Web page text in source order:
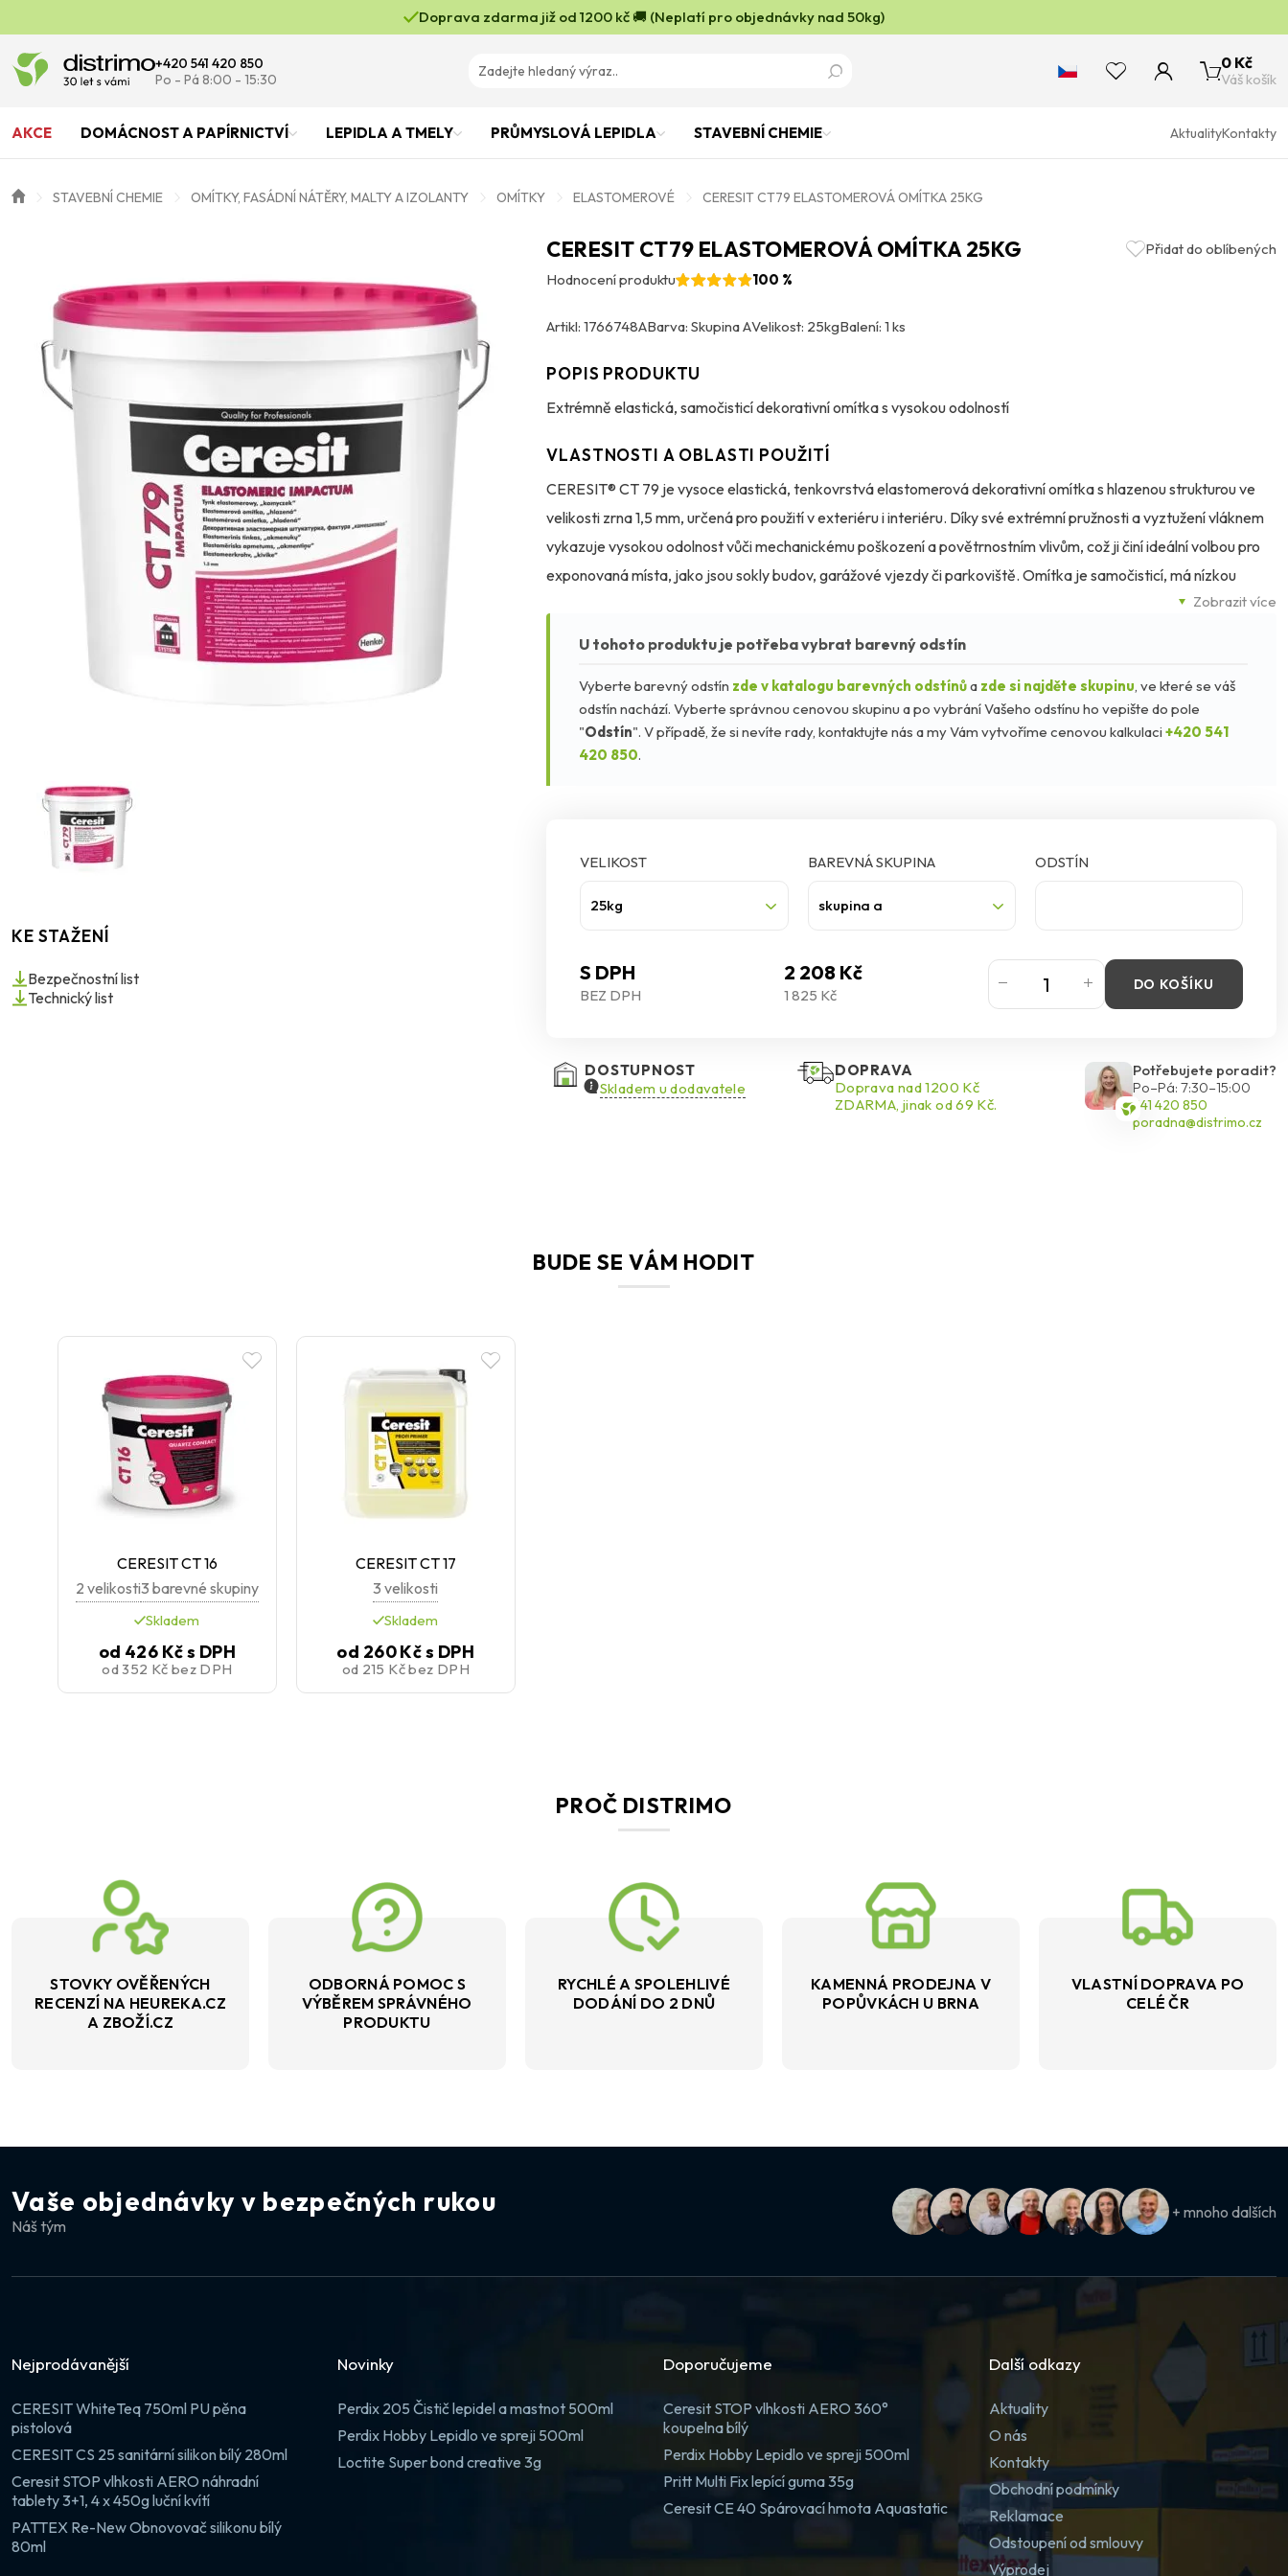
Doprava zdarma již od 1200 kč 🚚 (Neplatí pro objednávky nad 50kg)
+420 541 420 850
Po - Pá 8:00 - 15:30
0 Kč
Váš košík
AKCE DOMÁCNOST A PAPÍRNICTVÍ LEPIDLA A TMELY PRŮMYSLOVÁ LEPIDLA STAVEBNÍ CHEMIE AktualityKontakty
STAVEBNÍ CHEMIE OMÍTKY, FASÁDNÍ NÁTĚRY, MALTY A IZOLANTY OMÍTKY ELASTOMEROVÉ CERESIT CT79 ELASTOMEROVÁ OMÍTKA 25KG
CERESIT CT79 ELASTOMEROVÁ OMÍTKA 25KG
Přidat do oblíbených
Hodnocení produktu
100 %
Artikl: 1766748ABarva: Skupina AVelikost: 25kgBalení: 1 ks
KE STAŽENÍ
Bezpečnostní list
Technický list
POPIS PRODUKTU
Extrémně elastická, samočisticí dekorativní omítka s vysokou odolností
Zobrazit více
VLASTNOSTI A OBLASTI POUŽITÍ
CERESIT® CT 79 je vysoce elastická, tenkovrstvá elastomerová dekorativní omítka s hlazenou strukturou ve
velikosti zrna 1,5 mm, určená pro použití v exteriéru i interiéru. Díky své extrémní pružnosti a vyztužení vláknem
vykazuje vysokou odolnost vůči mechanickému poškození a povětrnostním vlivům, což ji činí ideální volbou pro
exponovaná místa, jako jsou sokly budov, garážové vjezdy či parkoviště. Omítka je samočisticí, má nízkou
nasákavost a vysokou paropropustnost, a zároveň je stálobarevná i v tmavých odstínech. Poskytuje účinnou
ochranu proti biologickému napadení houbami, řasami a plísněmi. Lze ji aplikovat na beton, tradiční omítky,
Nature®, včetně intenzivních odstínů.
U tohoto produktu je potřeba vybrat barevný odstín
Vyberte barevný odstín zde v katalogu barevných odstínůa zde si najděte skupinu, ve které se váš
odstín nachází. Vyberte správnou cenovou skupinu a po vybrání Vašeho odstínu ho vepište do pole
"Odstín". V případě, že si nevíte rady, kontaktujte nás a my Vám vytvoříme cenovou kalkulaci+420 541
420 850.
VELIKOST
25kg
BAREVNÁ SKUPINA
skupina a
ODSTÍN
S DPH 2 208 Kč
BEZ DPH 1 825 Kč
DO KOŠÍKU
DOSTUPNOST
Skladem u dodavatele
DOPRAVA
Doprava nad 1200 Kč
ZDARMA, jinak od 69 Kč.
Potřebujete poradit?
Po–Pá: 7:30–15:00
541 420 850
poradna@distrimo.cz
BUDE SE VÁM HODIT
CERESIT CT 16
2 velikosti3 barevné skupiny
Skladem
od 426 Kčs DPH
od352 Kč bez DPH
CERESIT CT 17
3 velikosti
Skladem
od 260 Kčs DPH
od 215 Kčbez DPH
PROČ DISTRIMO
STOVKY OVĚŘENÝCH
RECENZÍ NA HEUREKA.CZ
A ZBOŽÍ.CZ
ODBORNÁ POMOC S
VÝBĚREM SPRÁVNÉHO
PRODUKTU
RYCHLÉ A SPOLEHLIVÉ
DODÁNÍ DO 2 DNŮ
KAMENNÁ PRODEJNA V
POPŮVKÁCH U BRNA
VLASTNÍ DOPRAVA PO
CELÉ ČR
Vaše objednávky v bezpečných rukou
Náš tým
+ mnoho dalších
Nejprodávanější
CERESIT WhiteTeq 750ml PU pěna
pistolová
CERESIT CS 25 sanitární silikon bílý 280ml
Ceresit STOP vlhkosti AERO náhradní
tablety 3+1, 4 x 450g luční kvítí
PATTEX Re-New Obnovovač silikonu bílý
80ml
Novinky
Perdix 205 Čistič lepidel a mastnot 500ml
Perdix Hobby Lepidlo ve spreji 500ml
Loctite Super bond creative 3g
Doporučujeme
Ceresit STOP vlhkosti AERO 360°
koupelna bílý
Perdix Hobby Lepidlo ve spreji 500ml
Pritt Multi Fix lepící guma 35g
Ceresit CE 40 Spárovací hmota Aquastatic
Další odkazy
Aktuality
O nás
Kontakty
Obchodní podmínky
Reklamace
Odstoupení od smlouvy
Výprodej